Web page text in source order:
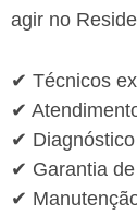
agir no
✔ Técnicos
✔
✔
✔ Garantia
✔